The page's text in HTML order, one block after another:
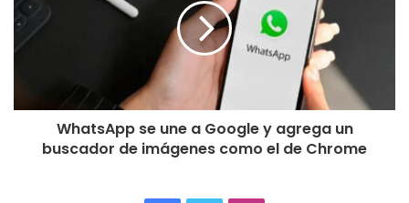
WhatsApp se une a Google y agrega un
buscador de imágenes como el de Chrome